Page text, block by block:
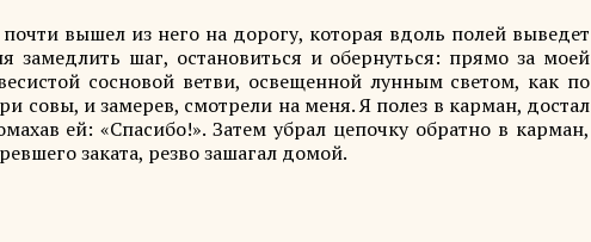
вышел из него на дорогу, которая вдоль полей выведет
замедлить шаг, остановиться и обернуться: прямо за моей
сосновой ветви, освещенной лунным светом, как по
совы, и замерев, смотрели на меня. Я полез в карман, достал
ей: «Спасибо!». Затем убрал цепочку обратно в карман,
заката, резво зашагал домой.